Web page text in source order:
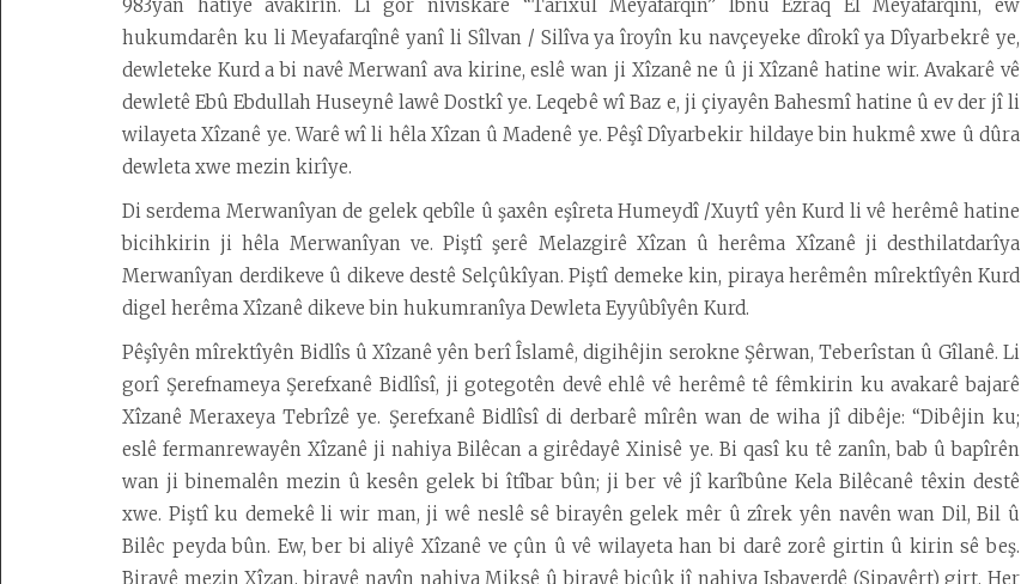
983yan hatiye avakirin. Li gor nivîskarê “Tarîxûl Meyafarqîn” Îbnû Ezraq El Meyafarqînî, ew
hukumdarên ku li Meyafarqînê yanî li Sîlvan / Silîva ya îroyîn ku navçeyeke dîrokî ya Dîyarbekrê ye,
dewleteke Kurd a bi navê Merwanî ava kirine, eslê wan ji Xîzanê ne û ji Xîzanê hatine wir. Avakarê vê
dewletê Ebû Ebdullah Huseynê lawê Dostkî ye. Leqebê wî Baz e, ji çiyayên Bahesmî hatine û ev der jî li
wilayeta Xîzanê ye. Warê wî li hêla Xîzan û Madenê ye. Pêşî Dîyarbekir hildaye bin hukmê xwe û dûra
dewleta xwe mezin kirîye.
Di serdema Merwanîyan de gelek qebîle û şaxên eşîreta Humeydî /Xuytî yên Kurd li vê herêmê hatine
bicihkirin ji hêla Merwanîyan ve. Piştî şerê Melazgirê Xîzan û herêma Xîzanê ji desthilatdarîya
Merwanîyan derdikeve û dikeve destê Selçûkîyan. Piştî demeke kin, piraya herêmên mîrektîyên Kurd
digel herêma Xîzanê dikeve bin hukumranîya Dewleta Eyyûbîyên Kurd.
Pêşîyên mîrektîyên Bidlîs û Xîzanê yên berî Îslamê, digihêjin serokne Şêrwan, Teberîstan û Gîlanê. Li
gorî Şerefnameya Şerefxanê Bidlîsî, ji gotegotên devê ehlê vê herêmê tê fêmkirin ku avakarê bajarê
Xîzanê Meraxeya Tebrîzê ye. Şerefxanê Bidlîsî di derbarê mîrên wan de wiha jî dibêje: “Dibêjin ku;
eslê fermanrewayên Xîzanê ji nahiya Bilêcan a girêdayê Xinisê ye. Bi qasî ku tê zanîn, bab û bapîrên
wan ji binemalên mezin û kesên gelek bi îtîbar bûn; ji ber vê jî karîbûne Kela Bilêcanê têxin destê
xwe. Piştî ku demekê li wir man, ji wê neslê sê birayên gelek mêr û zîrek yên navên wan Dil, Bil û
Bilêc peyda bûn. Ew, ber bi aliyê Xîzanê ve çûn û vê wilayeta han bi darê zorê girtin û kirin sê beş.
Birayê mezin Xîzan, birayê navîn nahiya Miksê û birayê biçûk jî nahiya Isbayerdê (Sipayêrt) girt. Her